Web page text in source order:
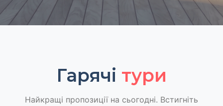
Гарячі тури
Найкращі пропозиції на сьогодні. Встигніть